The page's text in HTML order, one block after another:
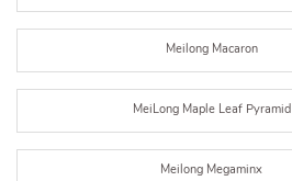
Meilong Macaron
MeiLong Maple Leaf Pyramid
Meilong Megaminx